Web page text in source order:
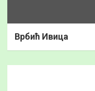
Врбић Ивица